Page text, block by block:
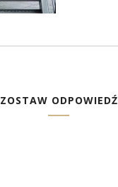
ZOSTAW ODPOWIEDŹ